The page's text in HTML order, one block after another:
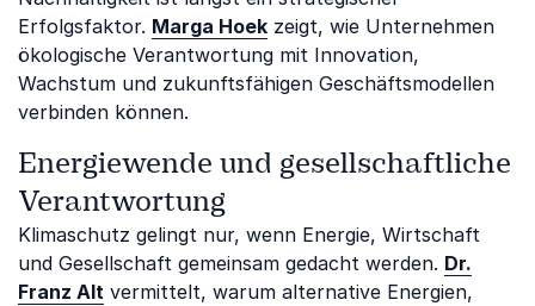
Erfolgsfaktor. Marga Hoek zeigt, wie Unternehmen
ökologische Verantwortung mit Innovation,
Wachstum und zukunftsfähigen Geschäftsmodellen
verbinden können.
Energiewende und gesellschaftliche
Verantwortung
Klimaschutz gelingt nur, wenn Energie, Wirtschaft
und Gesellschaft gemeinsam gedacht werden. Dr.
Franz Alt vermittelt, warum alternative Energien,